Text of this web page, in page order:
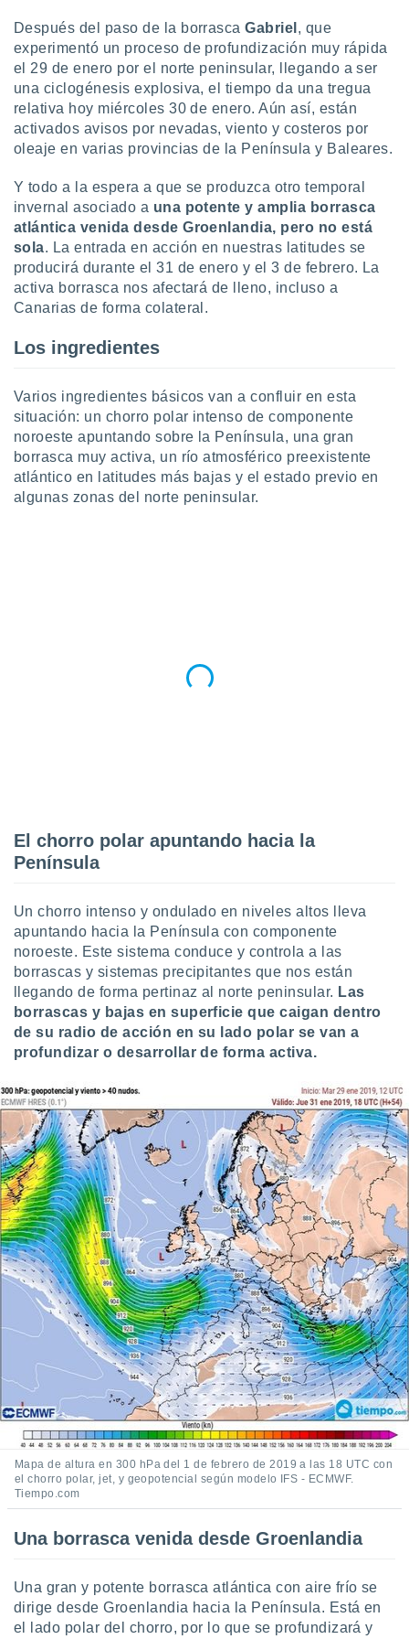
en
más
nuestra
y
de
disponible
cookies
de
sitio
En
de que
únicos
como
sitio
de
posible
traten tus
en
interés
a lo que
Para
su
u
datos
momento
en
en
de
un
datos
perfiles
Después del paso de la borrascaGabriel , que
experimentó un proceso de profundización muy rápida
el 29 de enero por el norte peninsular, llegando a ser
una ciclogénesis explosiva, el tiempo da una tregua
relativa hoy miércoles 30 de enero. Aún así, están
activados avisos por nevadas, viento y costeros por
oleaje en varias provincias de la Península y Baleares.
Y todo a la espera a que se produzca otro temporal
invernal asociado a una potente y amplia borrasca
atlántica venida desde Groenlandia, pero no está
sola. La entrada en acción en nuestras latitudes se
producirá durante el 31 de enero y el 3 de febrero. La
activa borrasca nos afectará de lleno, incluso a
Canarias de forma colateral.
Los ingredientes
Varios ingredientes básicos van a confluir en esta
situación: un chorro polar intenso de componente
noroeste apuntando sobre la Península, una gran
borrasca muy activa, un río atmosférico preexistente
atlántico en latitudes más bajas y el estado previo en
algunas zonas del norte peninsular.
El chorro polar apuntando hacia la
Península
Un chorro intenso y ondulado en niveles altos lleva
apuntando hacia la Península con componente
noroeste. Este sistema conduce y controla a las
borrascas y sistemas precipitantes que nos están
llegando de forma pertinaz al norte peninsular. Las
borrascas y bajas en superficie que caigan dentro
de su radio de acción en su lado polar se van a
profundizar o desarrollar de forma activa.
Mapa de altura en 300 hPa del 1 de febrero de 2019 a las 18 UTC con
el chorro polar, jet, y geopotencial según modelo IFS - ECMWF.
Tiempo.com
Una borrasca venida desde Groenlandia
Una gran y potente borrasca atlántica con aire frío se
dirige desde Groenlandia hacia la Península. Está en
el lado polar del chorro, por lo que se profundizará y